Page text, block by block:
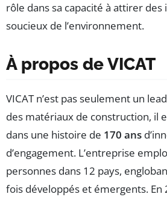
rôle dans sa capacité à attirer des
soucieux de l’environnement.
À propos de VICAT
VICAT n’est pas seulement un
des matériaux de construction, il
dans une histoire de 170 ans
d’engagement. L’entreprise
personnes dans 12 pays,
fois développés et émergents. En